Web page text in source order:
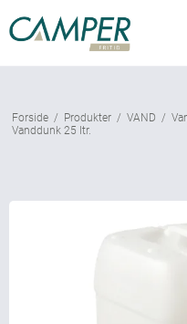
Find forhandler
Kataloger
Forside / Produkter / VAND /
Vanddunk 25 ltr.